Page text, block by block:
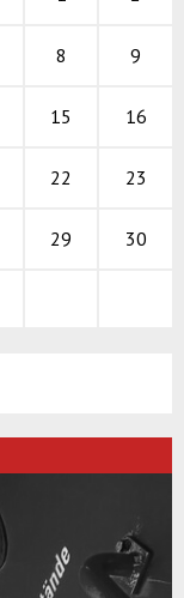
8 9
15 16
22 23
29 30